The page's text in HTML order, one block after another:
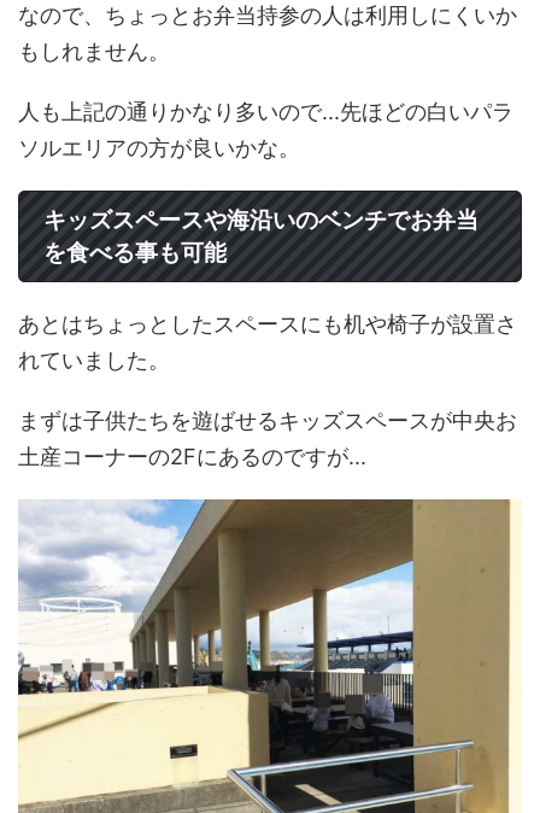
なので、ちょっとお弁当持参の人は利用しにくいか
もしれません。
人も上記の通りかなり多いので...先ほどの白いパラ
ソルエリアの方が良いかな。
キッズスペースや海沿いのベンチでお弁当
を食べる事も可能
あとはちょっとしたスペースにも机や椅子が設置さ
れていました。
まずは子供たちを遊ばせるキッズスペースが中央お
土産コーナーの2Fにあるのですが...